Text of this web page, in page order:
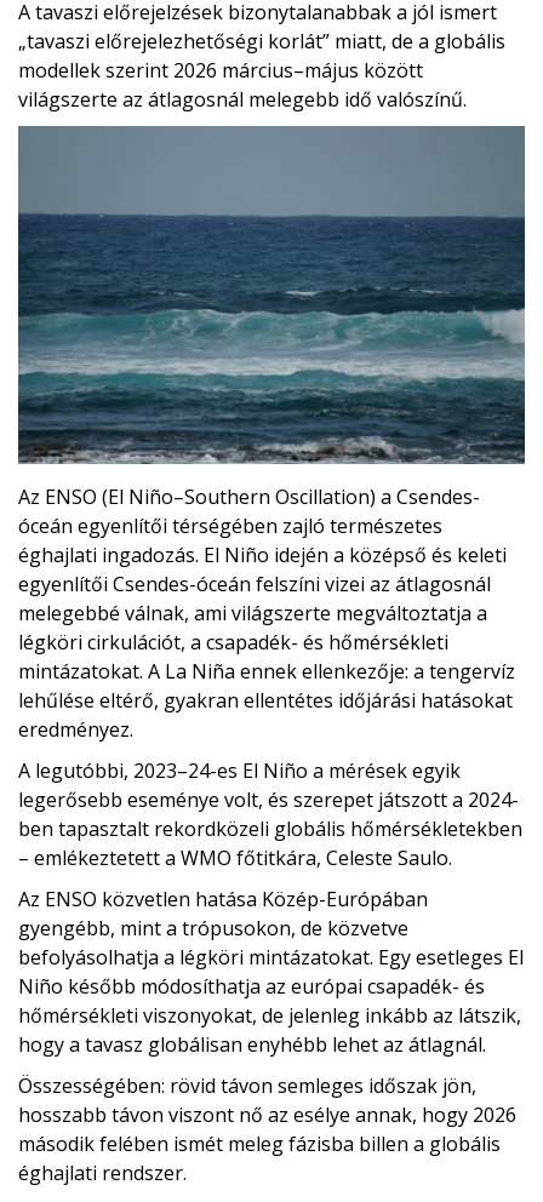
A tavaszi előrejelzések bizonytalanabbak a jól ismert
„tavaszi előrejelezhetőségi korlát” miatt, de a globális
modellek szerint 2026 március–május között
világszerte az átlagosnál melegebb idő valószínű.
Az ENSO (El Niño–Southern Oscillation) a Csendes-
óceán egyenlítői térségében zajló természetes
éghajlati ingadozás. El Niño idején a középső és keleti
egyenlítői Csendes-óceán felszíni vizei az átlagosnál
melegebbé válnak, ami világszerte megváltoztatja a
légköri cirkulációt, a csapadék- és hőmérsékleti
mintázatokat. A La Niña ennek ellenkezője: a tengervíz
lehűlése eltérő, gyakran ellentétes időjárási hatásokat
eredményez.
A legutóbbi, 2023–24-es El Niño a mérések egyik
legerősebb eseménye volt, és szerepet játszott a 2024-
ben tapasztalt rekordközeli globális hőmérsékletekben
– emlékeztetett a WMO főtitkára, Celeste Saulo.
Az ENSO közvetlen hatása Közép-Európában
gyengébb, mint a trópusokon, de közvetve
befolyásolhatja a légköri mintázatokat. Egy esetleges El
Niño később módosíthatja az európai csapadék- és
hőmérsékleti viszonyokat, de jelenleg inkább az látszik,
hogy a tavasz globálisan enyhébb lehet az átlagnál.
Összességében: rövid távon semleges időszak jön,
hosszabb távon viszont nő az esélye annak, hogy 2026
második felében ismét meleg fázisba billen a globális
éghajlati rendszer.